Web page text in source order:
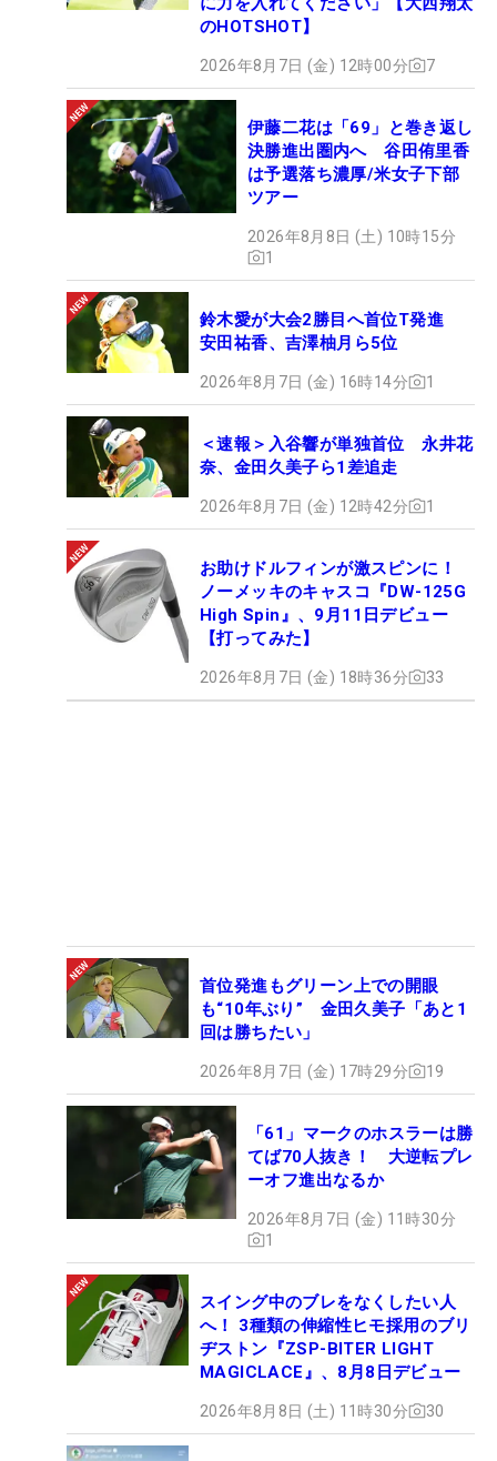
のHOTSHOT】
2026年8月7日 (金) 12時00分 7
伊藤二花は「69」と巻き返し
決勝進出圏内へ 谷田侑里香
は予選落ち濃厚/米女子下部
ツアー
2026年8月8日 (土) 10時15分
1
鈴木愛が大会2勝目へ首位T発進
安田祐香、吉澤柚月ら5位
2026年8月7日 (金) 16時14分 1
＜速報＞入谷響が単独首位 永井花
奈、金田久美子ら1差追走
2026年8月7日 (金) 12時42分 1
お助けドルフィンが激スピンに！
ノーメッキのキャスコ『DW-125G
High Spin』、9月11日デビュー
【打ってみた】
2026年8月7日 (金) 18時36分 33
首位発進もグリーン上での開眼
も“10年ぶり” 金田久美子「あと1
回は勝ちたい」
2026年8月7日 (金) 17時29分 19
「61」マークのホスラーは勝
てば70人抜き！ 大逆転プレ
ーオフ進出なるか
2026年8月7日 (金) 11時30分
1
スイング中のブレをなくしたい人
へ！ 3種類の伸縮性ヒモ採用のブリ
ヂストン『ZSP-BITER LIGHT
MAGICLACE』、8月8日デビュー
2026年8月8日 (土) 11時30分 30